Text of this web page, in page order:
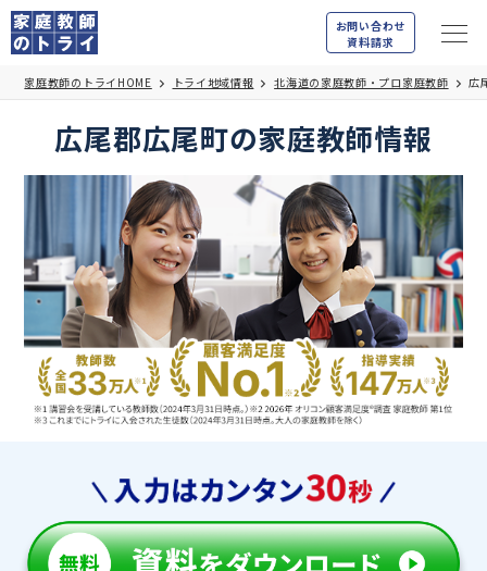
お問い合わせ
資料請求
家庭教師のトライHOME トライ地域情報 北海道の家庭教師・プロ家庭教師 広
広尾郡広尾町の家庭教師情報